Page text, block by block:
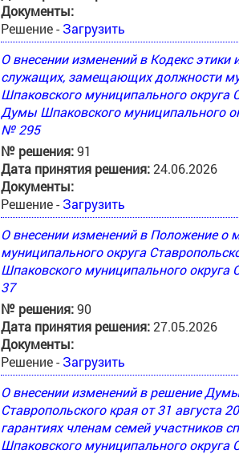
Документы:
Решение - Загрузить
О внесении изменений в Кодекс
служащих, замещающих должности
Шпаковского муниципального
Думы Шпаковского муниципального
№ 295
№ решения:91
Дата принятия решения:24.06.2026
Документы:
Решение - Загрузить
О внесении изменений в Положение
муниципального округа
Шпаковского муниципального округа
37
№ решения:90
Дата принятия решения:27.05.2026
Документы:
Решение - Загрузить
О внесении изменений в решение
Ставропольского края от 31
гарантиях членам семей участников
Шпаковского муниципального округа